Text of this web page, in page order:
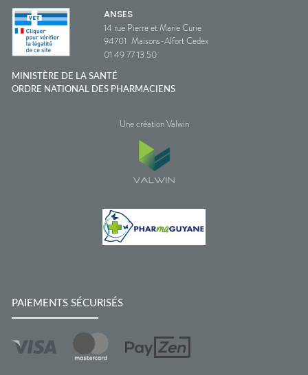
ANSES
14 rue Pierre et Marie Curie
94701 Maisons-Alfort Cedex
01 49 77 13 50
MINISTÈRE DE LA SANTÉ
ORDRE NATIONAL DES PHARMACIENS
Une création Valwin
PAIEMENTS SÉCURISÉS